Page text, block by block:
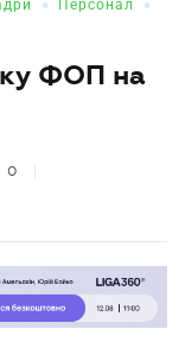
• Персонал •
ФОП на
0